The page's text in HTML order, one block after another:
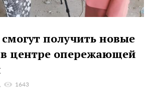
получить новые
центре опережающей
1643